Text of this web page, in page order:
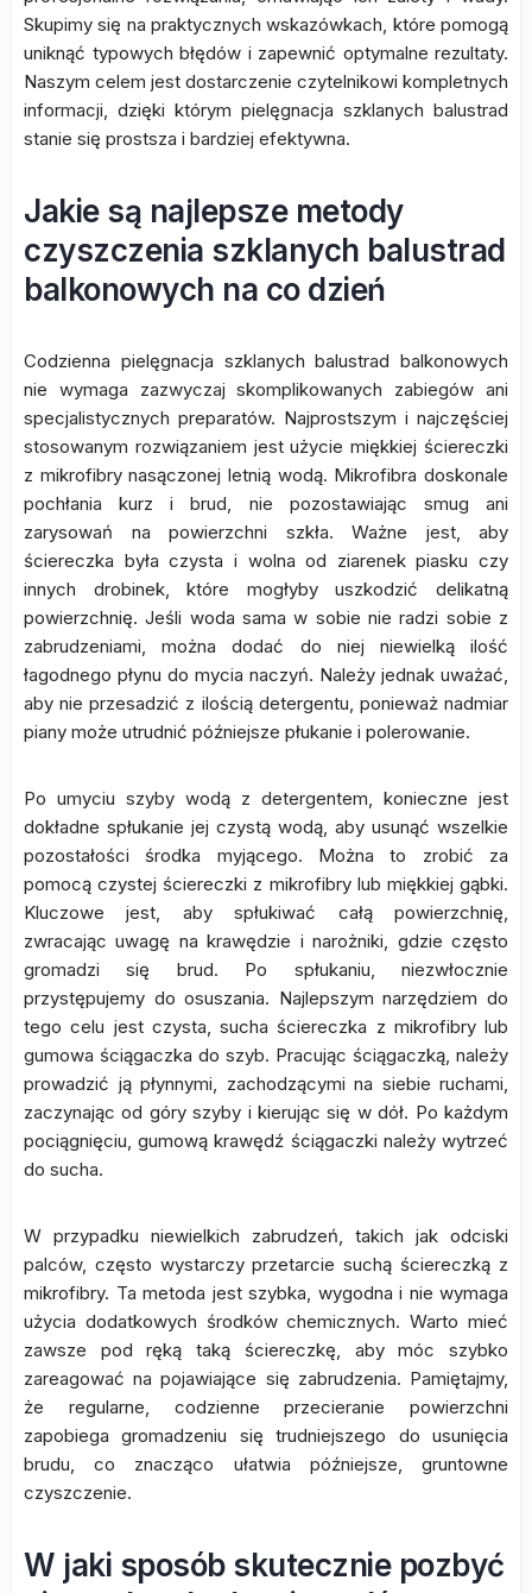
Skupimy się na praktycznych wskazówkach, które pomogą
uniknąć typowych błędów i zapewnić optymalne rezultaty.
Naszym celem jest dostarczenie czytelnikowi kompletnych
informacji, dzięki którym pielęgnacja szklanych balustrad
stanie się prostsza i bardziej efektywna.
Jakie są najlepsze metody
czyszczenia szklanych balustrad
balkonowych na co dzień
Codzienna pielęgnacja szklanych balustrad balkonowych
nie wymaga zazwyczaj skomplikowanych zabiegów ani
specjalistycznych preparatów. Najprostszym i najczęściej
stosowanym rozwiązaniem jest użycie miękkiej ściereczki
z mikrofibry nasączonej letnią wodą. Mikrofibra doskonale
pochłania kurz i brud, nie pozostawiając smug ani
zarysowań na powierzchni szkła. Ważne jest, aby
ściereczka była czysta i wolna od ziarenek piasku czy
innych drobinek, które mogłyby uszkodzić delikatną
powierzchnię. Jeśli woda sama w sobie nie radzi sobie z
zabrudzeniami, można dodać do niej niewielką ilość
łagodnego płynu do mycia naczyń. Należy jednak uważać,
aby nie przesadzić z ilością detergentu, ponieważ nadmiar
piany może utrudnić późniejsze płukanie i polerowanie.
Po umyciu szyby wodą z detergentem, konieczne jest
dokładne spłukanie jej czystą wodą, aby usunąć wszelkie
pozostałości środka myjącego. Można to zrobić za
pomocą czystej ściereczki z mikrofibry lub miękkiej gąbki.
Kluczowe jest, aby spłukiwać całą powierzchnię,
zwracając uwagę na krawędzie i narożniki, gdzie często
gromadzi się brud. Po spłukaniu, niezwłocznie
przystępujemy do osuszania. Najlepszym narzędziem do
tego celu jest czysta, sucha ściereczka z mikrofibry lub
gumowa ściągaczka do szyb. Pracując ściągaczką, należy
prowadzić ją płynnymi, zachodzącymi na siebie ruchami,
zaczynając od góry szyby i kierując się w dół. Po każdym
pociągnięciu, gumową krawędź ściągaczki należy wytrzeć
do sucha.
W przypadku niewielkich zabrudzeń, takich jak odciski
palców, często wystarczy przetarcie suchą ściereczką z
mikrofibry. Ta metoda jest szybka, wygodna i nie wymaga
użycia dodatkowych środków chemicznych. Warto mieć
zawsze pod ręką taką ściereczkę, aby móc szybko
zareagować na pojawiające się zabrudzenia. Pamiętajmy,
że regularne, codzienne przecieranie powierzchni
zapobiega gromadzeniu się trudniejszego do usunięcia
brudu, co znacząco ułatwia późniejsze, gruntowne
czyszczenie.
W jaki sposób skutecznie pozbyć